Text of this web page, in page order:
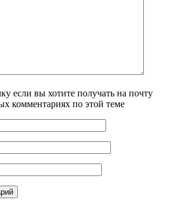
если вы хотите получать на почту
комментариях по этой теме